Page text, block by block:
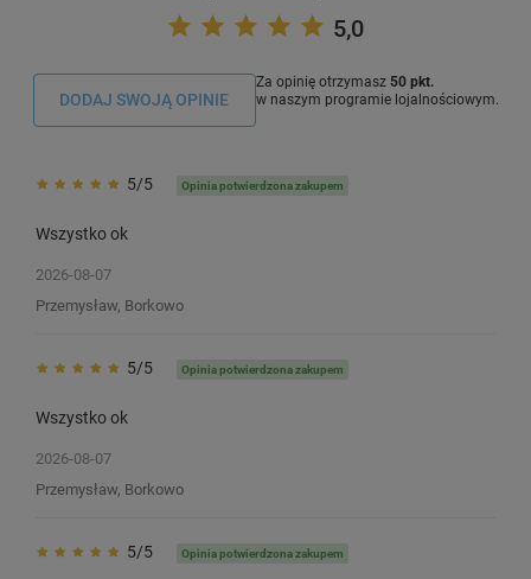
5,0
DODAJ SWOJĄ OPINIE
Za opinię otrzymasz 50 pkt.
w naszym programie lojalnościowym.
5/5 Opinia potwierdzona zakupem
Wszystko ok
2026-08-07
Przemysław, Borkowo
5/5 Opinia potwierdzona zakupem
Wszystko ok
2026-08-07
Przemysław, Borkowo
5/5 Opinia potwierdzona zakupem